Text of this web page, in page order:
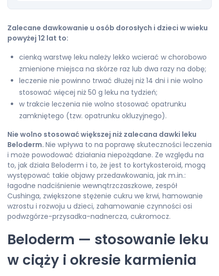
Zalecane dawkowanie u osób dorosłych i dzieci w wieku
powyżej 12 lat to:
cienką warstwę leku należy lekko wcierać w chorobowo
zmienione miejsca na skórze raz lub dwa razy na dobę;
leczenie nie powinno trwać dłużej niż 14 dni i nie wolno
stosować więcej niż 50 g leku na tydzień;
w trakcie leczenia nie wolno stosować opatrunku
zamkniętego (tzw. opatrunku okluzyjnego).
Nie wolno stosować większej niż zalecana dawki leku
Beloderm. Nie wpływa to na poprawę skuteczności leczenia
i może powodować działania niepożądane. Ze względu na
to, jak działa Beloderm i to, że jest to kortykosteroid, mogą
występować takie objawy przedawkowania, jak m.in.:
łagodne nadciśnienie wewnątrzczaszkowe, zespół
Cushinga, zwiększone stężenie cukru we krwi, hamowanie
wzrostu i rozwoju u dzieci, zahamowanie czynności osi
podwzgórze-przysadka-nadnercza, cukromocz.
Beloderm — stosowanie leku
w ciąży i okresie karmienia